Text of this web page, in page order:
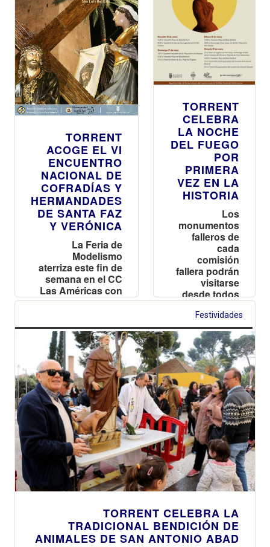
TORRENT
ACOGE EL VI
ENCUENTRO
NACIONAL DE
COFRADÍAS Y
HERMANDADES
DE SANTA FAZ
Y VERÓNICA
La Feria de
Modelismo
aterriza este fin de
semana en el CC
Las Américas con
alrededor de 1.500
maquetas de
aviones, barcos y
reproducciones
históricas
TORRENT
CELEBRA
LA NOCHE
DEL FUEGO
POR
PRIMERA
VEZ EN LA
HISTORIA
Los
monumentos
falleros de
cada
comisión
fallera podrán
visitarse
desde todos
los rincones
del mundo a
través de la
nueva
aplicación de
360º
Festividades
TORRENT CELEBRA LA
TRADICIONAL BENDICIÓN DE
ANIMALES DE SAN ANTONIO ABAD